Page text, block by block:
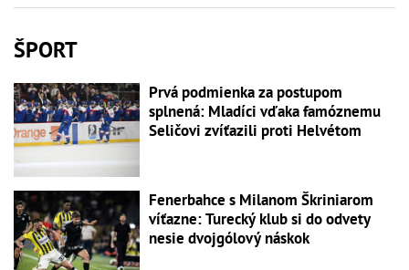
ŠPORT
Prvá podmienka za postupom
splnená: Mladíci vďaka famóznemu
Seličovi zvíťazili proti Helvétom
Fenerbahce s Milanom Škriniarom
víťazne: Turecký klub si do odvety
nesie dvojgólový náskok